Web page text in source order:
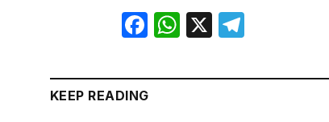
Facebook
WhatsApp
X
KEEP READING